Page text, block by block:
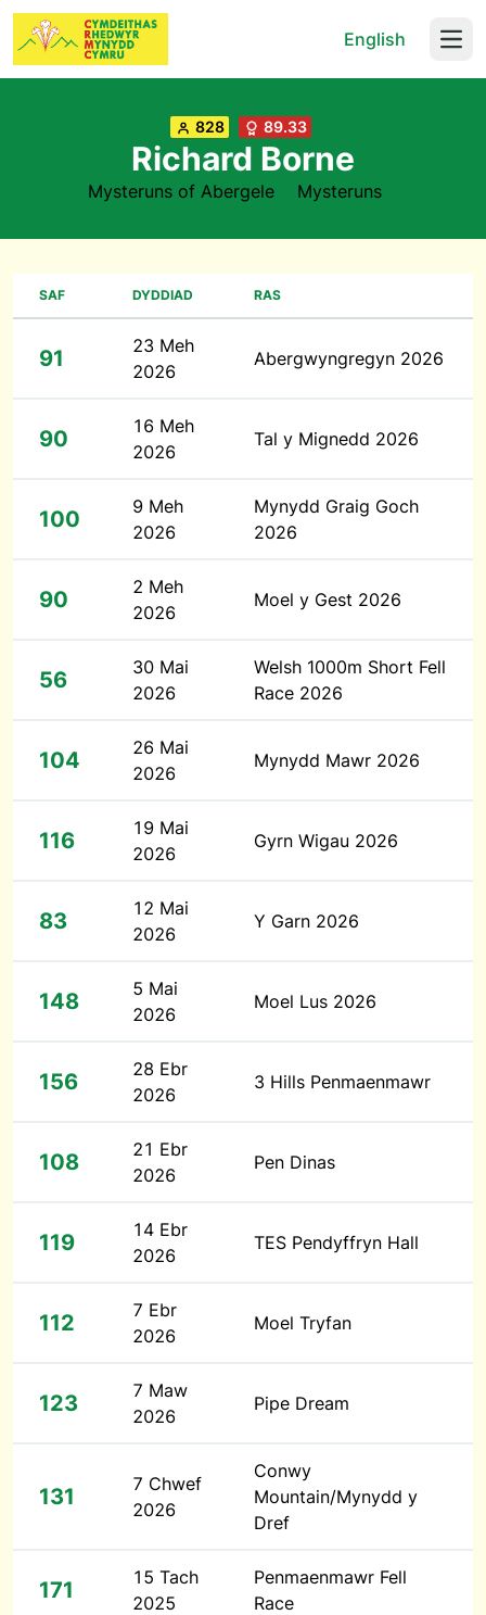
English
828 89.33
Richard Borne
Mysteruns of Abergele Mysteruns
SAF DYDDIAD RAS
91
23 Meh
2026
Abergwyngregyn 2026
90
16 Meh
2026
Tal y Mignedd 2026
100
9 Meh
2026
Mynydd Graig Goch
2026
90
2 Meh
2026
Moel y Gest 2026
56
30 Mai
2026
Welsh 1000m Short Fell
Race 2026
104
26 Mai
2026
Mynydd Mawr 2026
116
19 Mai
2026
Gyrn Wigau 2026
83
12 Mai
2026
Y Garn 2026
148
5 Mai
2026
Moel Lus 2026
156
28 Ebr
2026
3 Hills Penmaenmawr
108
21 Ebr
2026
Pen Dinas
119
14 Ebr
2026
TES Pendyffryn Hall
112
7 Ebr
2026
Moel Tryfan
123
7 Maw
2026
Pipe Dream
131
7 Chwef
2026
Conwy
Mountain/Mynydd y
Dref
171
15 Tach
2025
Penmaenmawr Fell
Race